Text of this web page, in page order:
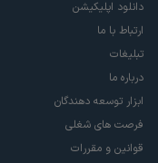
دانلود اپلیکیشن
ارتباط با ما
تبلیغات
درباره ما
ابزار توسعه دهندگان
فرصت های شغلی
قوانین و مقررات